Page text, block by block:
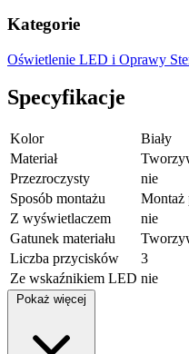
Kategorie
Oświetlenie LED i Oprawy
Specyfikacje
Kolor
Biały
Materiał
Przezroczysty
nie
Sposób montażu
Montaż
Z wyświetlaczem
nie
Gatunek materiału
Liczba przycisków
3
Ze wskaźnikiem LED nie
Pokaż więcej